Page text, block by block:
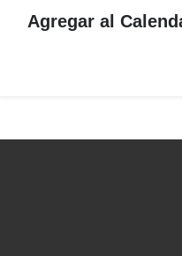
Agregar al